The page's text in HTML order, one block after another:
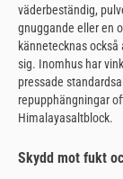
väderbeständig,
gnuggande eller en
kännetecknas
sig. Inomhus har
pressade
repupphängningar
Himalayasaltblock.
Skydd mot fukt